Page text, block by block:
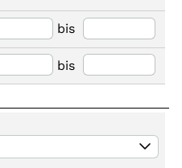
bis
bis